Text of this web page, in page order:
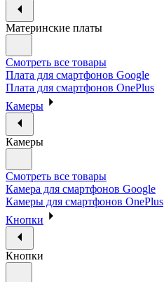
Материнские платы
Смотреть все товары
Плата для смартфонов Google
Плата для смартфонов OnePlus
Камеры
Камеры
Смотреть все товары
Камера для смартфонов Google
Камеры для смартфонов OnePlus
Кнопки
Кнопки